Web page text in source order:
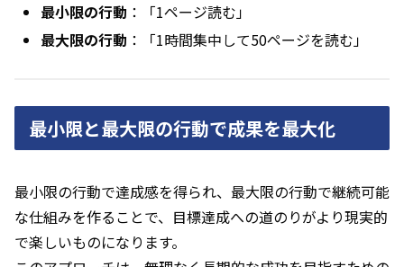
最小限の行動 ：「1ページ読む」
最大限の行動 ：「1時間集中して50ページを読む」
最小限と最大限の行動で成果を最大化
最小限の行動で達成感を得られ、最大限の行動で継続可能
な仕組みを作ることで、目標達成への道のりがより現実的
で楽しいものになります。